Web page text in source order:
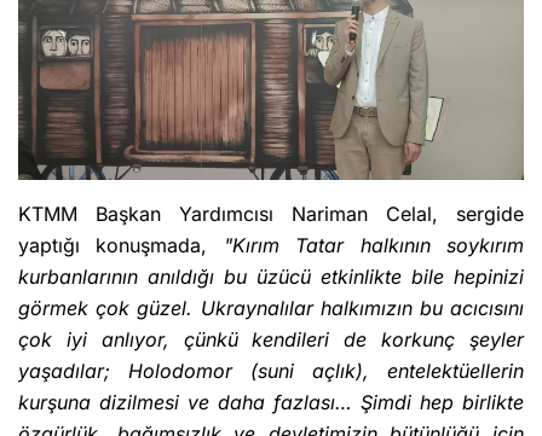
KTMM Başkan Yardımcısı Nariman Celal, sergide
yaptığı konuşmada,
"Kırım Tatar halkının soykırım
kurbanlarının anıldığı bu üzücü etkinlikte bile hepinizi
görmek çok güzel. Ukraynalılar halkımızın bu acıcısını
çok iyi anlıyor, çünkü kendileri de korkunç şeyler
yaşadılar; Holodomor (suni açlık), entelektüellerin
kurşuna dizilmesi ve daha fazlası… Şimdi hep birlikte